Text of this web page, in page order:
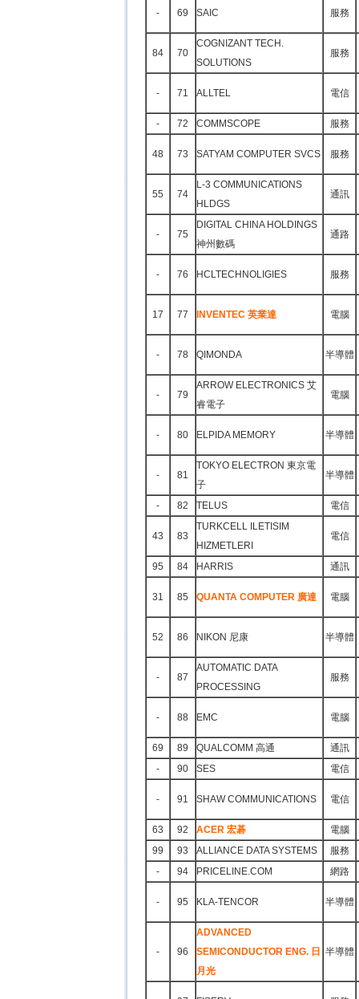
- 69 SAIC 服務
84 70
COGNIZANT TECH.
SOLUTIONS
服務
- 71 ALLTEL 電信
- 72 COMMSCOPE 服務
48 73 SATYAM COMPUTER SVCS 服務
55 74
L-3 COMMUNICATIONS
HLDGS
通訊
- 75
DIGITAL CHINA HOLDINGS
神州數碼
通路
- 76 HCLTECHNOLIGIES 服務
17 77 INVENTEC 英業達 電腦
- 78 QIMONDA 半導體
- 79
ARROW ELECTRONICS 艾
睿電子
電腦
- 80 ELPIDA MEMORY 半導體
- 81
TOKYO ELECTRON 東京電
子
半導體
- 82 TELUS 電信
43 83
TURKCELL ILETISIM
HIZMETLERI
電信
95 84 HARRIS 通訊
31 85 QUANTA COMPUTER 廣達 電腦
52 86 NIKON 尼康 半導體
- 87
AUTOMATIC DATA
PROCESSING
服務
- 88 EMC 電腦
69 89 QUALCOMM 高通
通訊
-
90 SES 電信
- 91 SHAW COMMUNICATIONS 電信
63 92 ACER 宏碁
電腦
99
93 ALLIANCE DATA SYSTEMS
服務
-
94 PRICELINE.COM 網路
- 95 KLA-TENCOR 半導體
- 96
ADVANCED
SEMICONDUCTOR ENG. 日
月光
半導體